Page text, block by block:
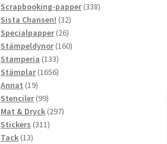
produkter
Scrapbooking-papper 338338
Sista Chansen! 3232
Specialpapper 2626
produkter
Stämpeldynor 160160
Stamperia 133133
produkter
Stämplar 16561656
Annat 1919
produkter
Stenciler 9999
produkter
Mat & Dryck 297297
Stickers 311311
Tack 1313